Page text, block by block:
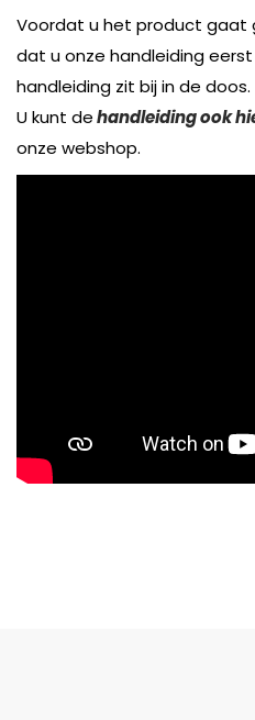
Voordat u het product gaat
dat u onze handleiding
handleiding zit bij in de doos.
U kunt dehandleiding ook
onze webshop.